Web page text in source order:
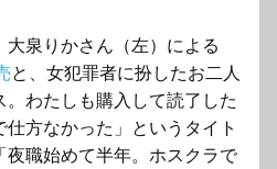
泉りかさん（左）による
と、女犯罪者に扮したお二人
わたしも購入して読了した
方なかった」というタイト
夜職始めて半年。ホスクラで